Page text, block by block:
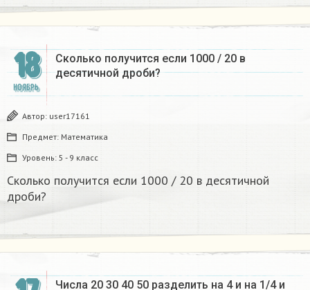
18
НОЯБРЬ
Сколько получится если 1000 / 20 в
десятичной дроби? ​
Автор: user17161
Предмет: Математика
Уровень: 5 - 9 класс
Сколько получится если 1000 / 20 в десятичной
дроби? ​
Числа 20 30 40 50 разделить на 4 и на 1/4 и